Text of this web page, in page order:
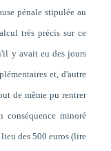
pénale stipulée au
très précis sur ce
y avait eu des jours
et, d'autre
de même pu rentrer
minoré
des 500 euros (lire